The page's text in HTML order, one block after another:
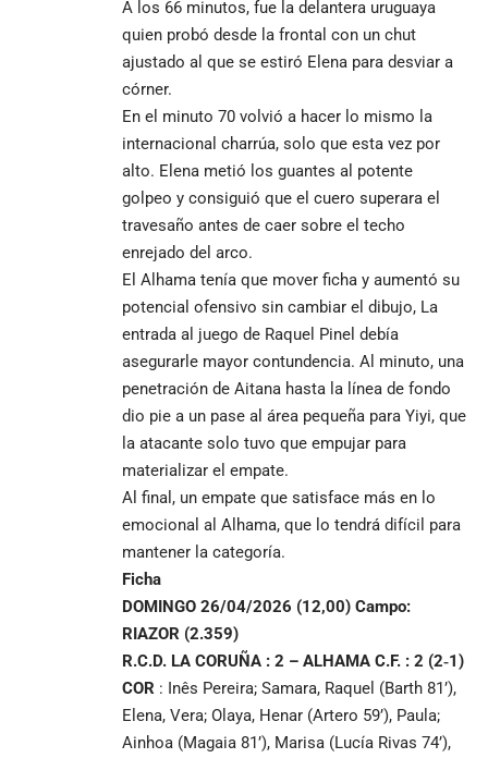
A los 66 minutos, fue la delantera uruguaya
quien probó desde la frontal con un chut
ajustado al que se estiró Elena para desviar a
córner.
En el minuto 70 volvió a hacer lo mismo la
internacional charrúa, solo que esta vez por
alto. Elena metió los guantes al potente
golpeo y consiguió que el cuero superara el
travesaño antes de caer sobre el techo
enrejado del arco.
El Alhama tenía que mover ficha y aumentó su
potencial ofensivo sin cambiar el dibujo, La
entrada al juego de Raquel Pinel debía
asegurarle mayor contundencia. Al minuto, una
penetración de Aitana hasta la línea de fondo
dio pie a un pase al área pequeña para Yiyi, que
la atacante solo tuvo que empujar para
materializar el empate.
Al final, un empate que satisface más en lo
emocional al Alhama, que lo tendrá difícil para
mantener la categoría.
Ficha
DOMINGO 26/04/2026 (12,00) Campo:
RIAZOR (2.359)
R.C.D. LA CORUÑA : 2 – ALHAMA C.F. : 2 (2‑1)
COR : Inês Pereira; Samara, Raquel (Barth 81’),
Elena, Vera; Olaya, Henar (Artero 59’), Paula;
Ainhoa (Magaia 81’), Marisa (Lucía Rivas 74’),